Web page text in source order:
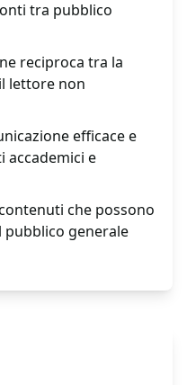
tra pubblico
reciproca tra la
lettore non
efficace e
accademici e
che possono
pubblico generale